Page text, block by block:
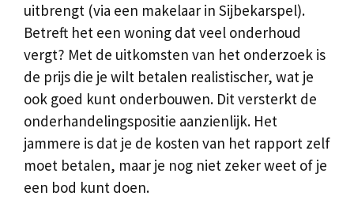
uitbrengt (via een makelaar in Sijbekarspel).
Betreft het een woning dat veel onderhoud
vergt? Met de uitkomsten van het onderzoek is
de prijs die je wilt betalen realistischer, wat je
ook goed kunt onderbouwen. Dit versterkt de
onderhandelingspositie aanzienlijk. Het
jammere is dat je de kosten van het rapport zelf
moet betalen, maar je nog niet zeker weet of je
een bod kunt doen.